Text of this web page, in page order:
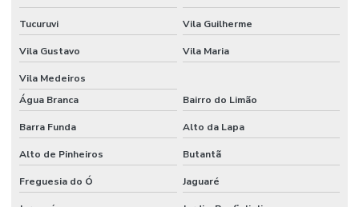
Tucuruvi Vila Guilherme
Vila Gustavo Vila Maria
Vila Medeiros
Água Branca
Bairro do Limão
Barra Funda Alto da Lapa
Alto de Pinheiros Butantã
Freguesia do Ó Jaguaré